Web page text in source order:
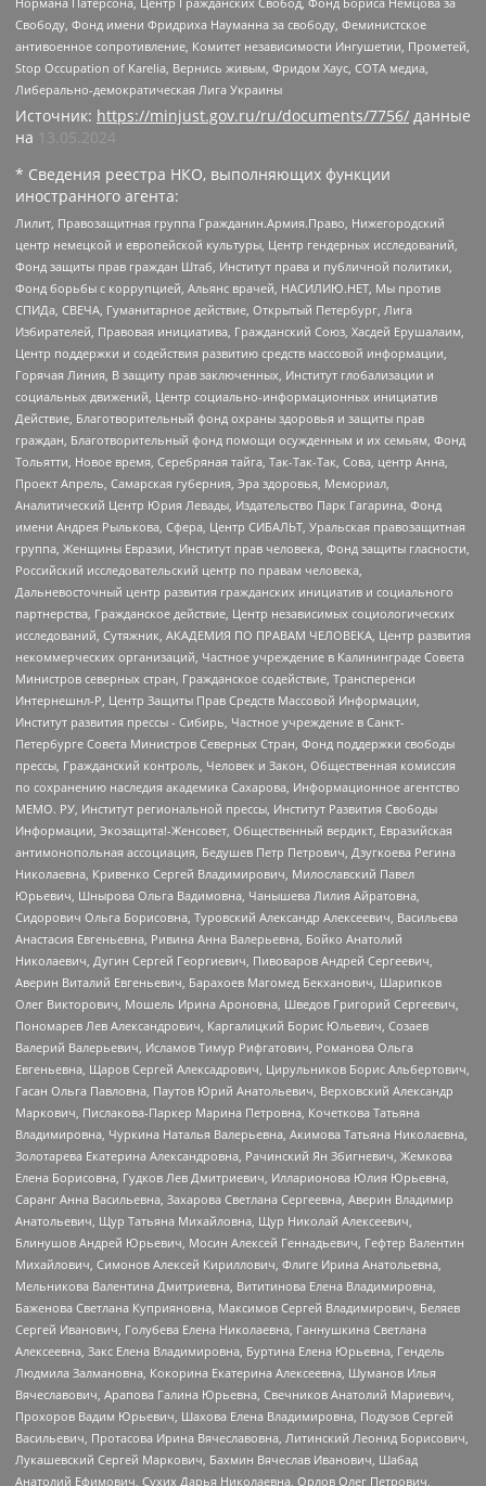
Свободу, Фонд имени Фридриха Науманна за свободу, Феминистское
антивоенное сопротивление, Комитет независимости Ингушетии, Прометей,
Stop Occupation of Karelia, Вернись живым, Фридом Хаус, СОТА медиа,
Либерально-демократическая Лига Украины
Источник: https://minjust.gov.ru/ru/documents/7756/ данные
на
13.05.2024
* Сведения реестра НКО, выполняющих функции
иностранного агента:
Лилит, Правозащитная группа Гражданин.Армия.Право, Нижегородский
центр немецкой и европейской культуры, Центр гендерных исследований,
Фонд защиты прав граждан Штаб, Институт права и публичной политики,
Фонд борьбы с коррупцией, Альянс врачей, НАСИЛИЮ.НЕТ, Мы против
СПИДа, СВЕЧА, Гуманитарное действие, Открытый Петербург, Лига
Избирателей, Правовая инициатива, Гражданский Союз, Хасдей Ерушалаим,
Центр поддержки и содействия развитию средств массовой информации,
Горячая Линия, В защиту прав заключенных, Институт глобализации и
социальных движений, Центр социально-информационных инициатив
Действие, Благотворительный фонд охраны здоровья и защиты прав
граждан, Благотворительный фонд помощи осужденным и их семьям, Фонд
Тольятти, Новое время, Серебряная тайга, Так-Так-Так, Сова, центр Анна,
Проект Апрель, Самарская губерния, Эра здоровья, Мемориал,
Аналитический Центр Юрия Левады, Издательство Парк Гагарина, Фонд
имени Андрея Рылькова, Сфера, Центр СИБАЛЬТ, Уральская правозащитная
группа, Женщины Евразии, Институт прав человека, Фонд защиты гласности,
Российский исследовательский центр по правам человека,
Дальневосточный центр развития гражданских инициатив и социального
партнерства, Гражданское действие, Центр независимых социологических
исследований, Сутяжник, АКАДЕМИЯ ПО ПРАВАМ ЧЕЛОВЕКА, Центр развития
некоммерческих организаций, Частное учреждение в Калининграде Совета
Министров северных стран, Гражданское содействие, Трансперенси
Интернешнл-Р, Центр Защиты Прав Средств Массовой Информации,
Институт развития прессы - Сибирь, Частное учреждение в Санкт-
Петербурге Совета Министров Северных Стран, Фонд поддержки свободы
прессы, Гражданский контроль, Человек и Закон, Общественная комиссия
по сохранению наследия академика Сахарова, Информационное агентство
МЕМО. РУ, Институт региональной прессы, Институт Развития Свободы
Информации, Экозащита!-Женсовет, Общественный вердикт, Евразийская
антимонопольная ассоциация, Бедушев Петр Петрович, Дзугкоева Регина
Николаевна, Кривенко Сергей Владимирович, Милославский Павел
Юрьевич, Шнырова Ольга Вадимовна, Чанышева Лилия Айратовна,
Сидорович Ольга Борисовна, Туровский Александр Алексеевич, Васильева
Анастасия Евгеньевна, Ривина Анна Валерьевна, Бойко Анатолий
Николаевич, Дугин Сергей Георгиевич, Пивоваров Андрей Сергеевич,
Аверин Виталий Евгеньевич, Барахоев Магомед Бекханович, Шарипков
Олег Викторович, Мошель Ирина Ароновна, Шведов Григорий Сергеевич,
Пономарев Лев Александрович, Каргалицкий Борис Юльевич, Созаев
Валерий Валерьевич, Исламов Тимур Рифгатович, Романова Ольга
Евгеньевна, Щаров Сергей Алексадрович, Цирульников Борис Альбертович,
Гасан Ольга Павловна, Паутов Юрий Анатольевич, Верховский Александр
Маркович, Пислакова-Паркер Марина Петровна, Кочеткова Татьяна
Владимировна, Чуркина Наталья Валерьевна, Акимова Татьяна Николаевна,
Золотарева Екатерина Александровна, Рачинский Ян Збигневич, Жемкова
Елена Борисовна, Гудков Лев Дмитриевич, Илларионова Юлия Юрьевна,
Саранг Анна Васильевна, Захарова Светлана Сергеевна, Аверин Владимир
Анатольевич, Щур Татьяна Михайловна, Щур Николай Алексеевич,
Блинушов Андрей Юрьевич, Мосин Алексей Геннадьевич, Гефтер Валентин
Михайлович, Симонов Алексей Кириллович, Флиге Ирина Анатольевна,
Мельникова Валентина Дмитриевна, Вититинова Елена Владимировна,
Баженова Светлана Куприяновна, Максимов Сергей Владимирович, Беляев
Сергей Иванович, Голубева Елена Николаевна, Ганнушкина Светлана
Алексеевна, Закс Елена Владимировна, Буртина Елена Юрьевна, Гендель
Людмила Залмановна, Кокорина Екатерина Алексеевна, Шуманов Илья
Вячеславович, Арапова Галина Юрьевна, Свечников Анатолий Мариевич,
Прохоров Вадим Юрьевич, Шахова Елена Владимировна, Подузов Сергей
Васильевич, Протасова Ирина Вячеславовна, Литинский Леонид Борисович,
Лукашевский Сергей Маркович, Бахмин Вячеслав Иванович, Шабад
Анатолий Ефимович, Сухих Дарья Николаевна, Орлов Олег Петрович,